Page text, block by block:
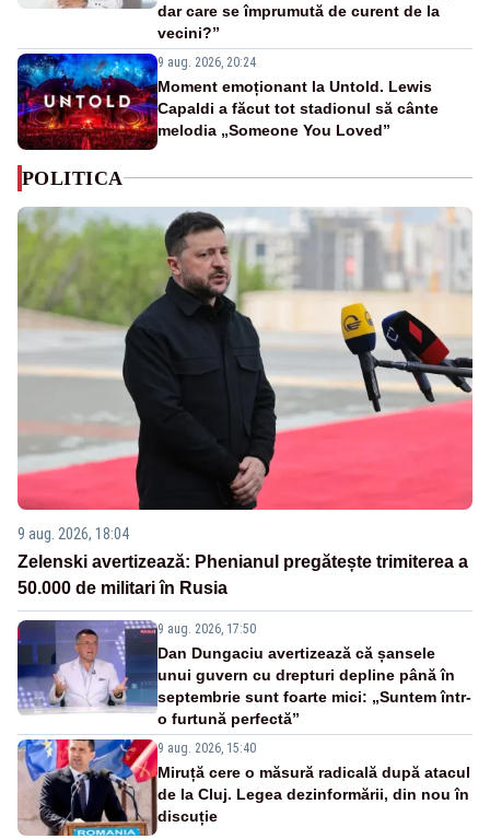
dar care se împrumută de curent de la
vecini?”
9 aug. 2026, 20:24
Moment emoționant la Untold. Lewis
Capaldi a făcut tot stadionul să cânte
melodia „Someone You Loved”
POLITICA
9 aug. 2026, 18:04
Zelenski avertizează: Phenianul pregătește trimiterea a
50.000 de militari în Rusia
9 aug. 2026, 17:50
Dan Dungaciu avertizează că șansele
unui guvern cu drepturi depline până în
septembrie sunt foarte mici: „Suntem într-
o furtună perfectă”
9 aug. 2026, 15:40
Miruță cere o măsură radicală după atacul
de la Cluj. Legea dezinformării, din nou în
discuție